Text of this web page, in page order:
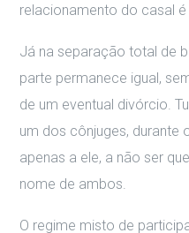
relacionamento do casal
Já na separação total de
parte permanece igual,
de um eventual divórcio.
um dos cônjuges, durante
apenas a ele, a não ser
nome de ambos.
O regime misto de